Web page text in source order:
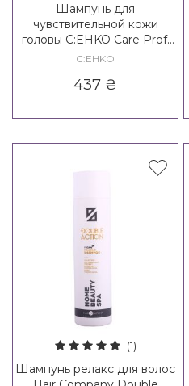
Шампунь для
чувствительной кожи
головы C:EHKO Care Prof.
Sensitiv Shampoo
C:EHKO
437 ₴
(1)
Шампунь релакс для волос